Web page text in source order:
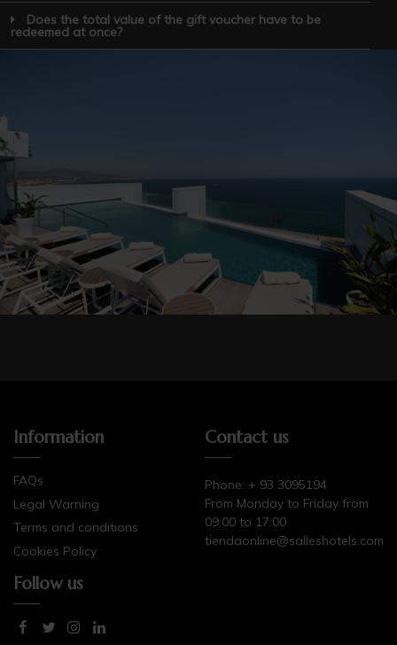
Does the total value of the gift voucher have to be
redeemed at once?
Information
FAQs
Legal Warning
Terms and conditions
Cookies Policy
Contact us
Phone: + 93 3095194
From Monday to Friday from
09:00 to 17:00
tiendaonline@salleshotels.com
Follow us